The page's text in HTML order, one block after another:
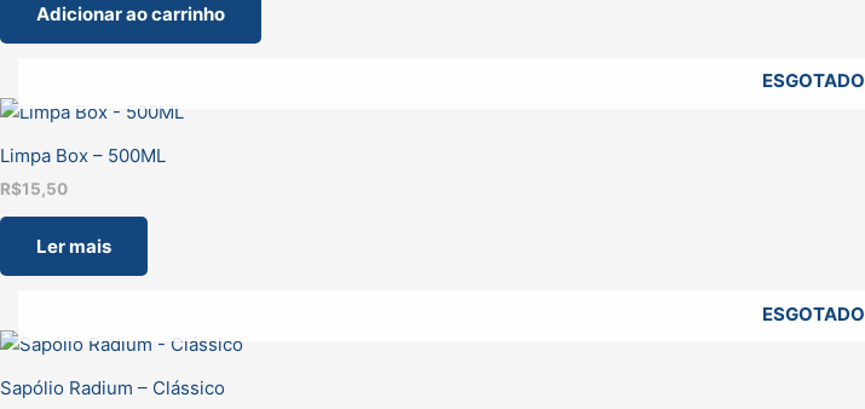
Adicionar ao carrinho
ESGOTADO
Limpa Box – 500ML
R$15,50
Ler mais
ESGOTADO
Sapólio Radium – Clássico